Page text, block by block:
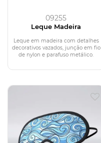
09255
Leque Madeira
Leque em madeira com detalhes
decorativos vazados, junção em fio
de nylon e parafuso metálico.